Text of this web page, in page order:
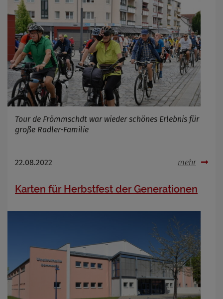
Tour de Frömmschdt war wieder schönes Erlebnis für
große Radler-Familie
22.08.2022 mehr
Karten für Herbstfest der Generationen